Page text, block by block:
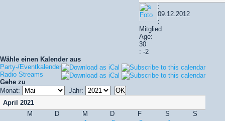
:
09.12.2012
:
Mitglied
Age:
30
: -2
Wähle einen Kalender aus
Party-/Eventkalender
Radio Streams
Gehe zu
Monat:
Jahr:
April 2021
M
D M D F S
S